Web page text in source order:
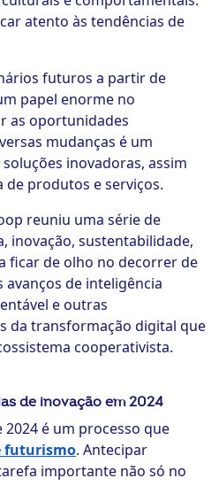
atento às tendências de
futuros a partir de
papel enorme no
as oportunidades
mudanças é um
inovadoras, assim
produtos e serviços.
reuniu uma série de
inovação, sustentabilidade,
ficar de olho no decorrer de
avanços de inteligência
e outras
da transformação digital que
cooperativista.
de inovação em 2024
é um processo que
futurismo. Antecipar
importante não só no